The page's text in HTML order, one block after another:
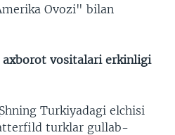
Ovozi" bilan
vositalari erkinligi
Turkiyadagi elchisi
turklar gullab-